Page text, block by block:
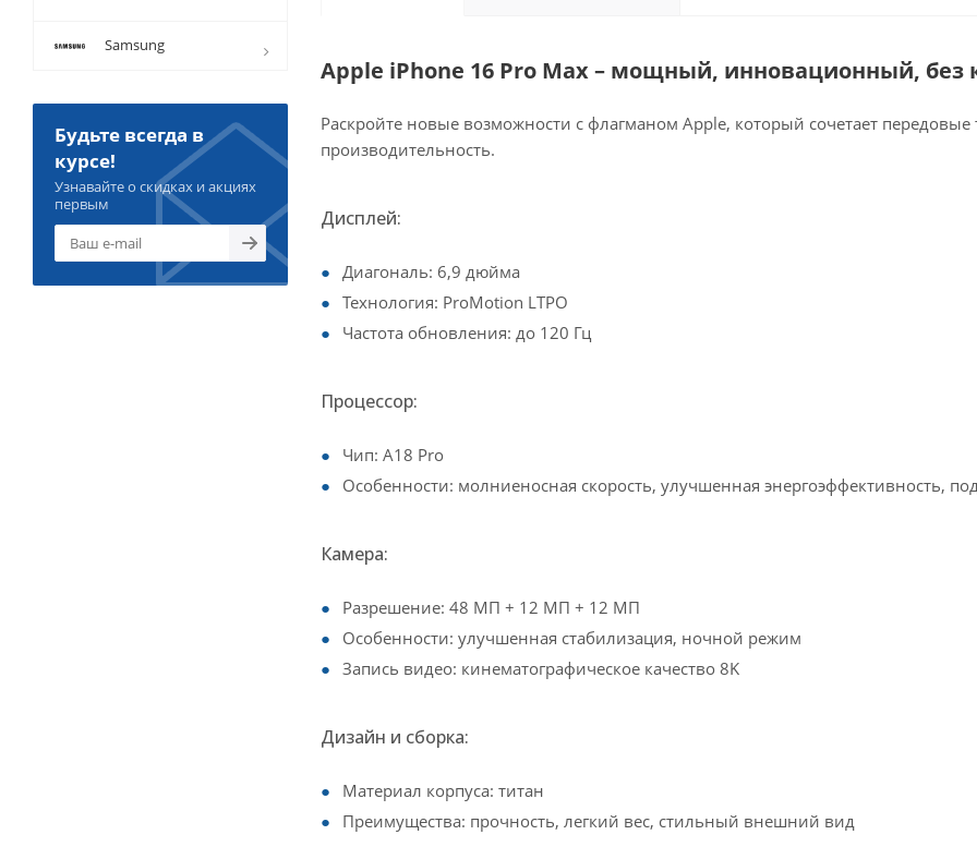
Apple iPhone 16 Pro Max – мощный, инновационный, без
Раскройте новые возможности с флагманом Apple, который сочетает
производительность.
Дисплей:
Диагональ: 6,9 дюйма
Технология: ProMotion LTPO
Частота обновления: до 120 Гц
Процессор:
Чип: A18 Pro
Особенности: молниеносная скорость, улучшенная энергоэффективность,
Камера:
Разрешение: 48 МП + 12 МП + 12 МП
Особенности: улучшенная стабилизация, ночной режим
Запись видео: кинематографическое качество 8K
Дизайн и сборка:
Материал корпуса: титан
Преимущества: прочность, легкий вес, стильный внешний вид
Samsung
Будьте всегда в
курсе!
Узнавайте о скидках и акциях
первым